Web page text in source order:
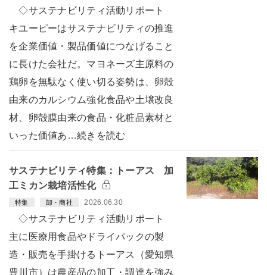
◇サステナビリティ活動リポート
キユーピーはサステナビリティの推進
を企業価値・製品価値につなげること
に長けた会社だ。マヨネーズ主原料の
鶏卵を無駄なく使い切る姿勢は、卵殻
由来のカルシウム強化食品や土壌改良
材、卵殻膜由来の食品・化粧品素材と
いった価値あ…続きを読む
サステナビリティ特集：トーアス 加
工ミカン栽培活性化
特集 卸・商社 2026.06.30
◇サステナビリティ活動リポート
主に医療用食品やドライパックの製
造・販売を手掛けるトーアス（愛知県
豊川市）は農産品の加工・調達を強み